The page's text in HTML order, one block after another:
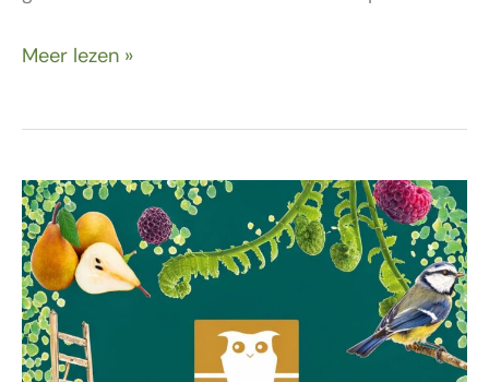
Meer lezen »
17
maart
–
Voedselbos